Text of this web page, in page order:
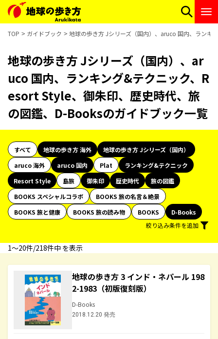
TOP ガイドブック 地球の歩き方 Jシリーズ（国内）、aruco 国内、ランキ
地球の歩き方 Jシリーズ（国内）、ar
uco 国内、ランキング&テクニック、R
esort Style、御朱印、歴史時代、旅
の図鑑、D-Booksのガイドブック一覧
すべて 地球の歩き方 海外
地球の歩き方 Jシリーズ（国内）
aruco 海外
aruco 国内 Plat
ランキング&テクニック
Resort Style
島旅 御朱印 歴史時代
旅の図鑑
BOOKS スペシャルコラボ
BOOKS 旅の名言＆絶景
BOOKS 旅と健康
BOOKS 旅の読み物 BOOKS
D-Books
絞り込み条件を追加
1〜20件/218件中 を表示
地球の歩き方 3 インド・ネパール 198
2-1983（初版復刻版）
D-Books
2018.12.20 発売